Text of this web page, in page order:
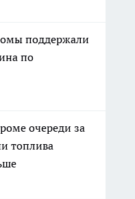
поддержали
по
очереди за
топлива